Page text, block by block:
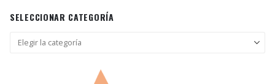
SELECCIONAR CATEGORÍA
Seleccionar
categoría